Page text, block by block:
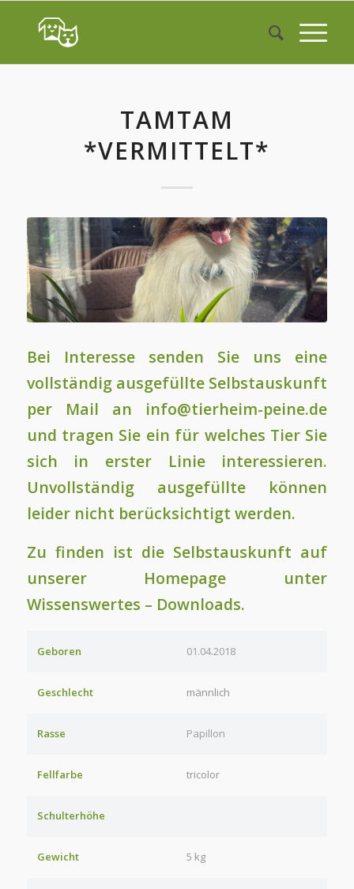
TAMTAM
*VERMITTELT*
Bei Interesse senden Sie uns eine
vollständig ausgefüllte Selbstauskunft
per Mail an info@tierheim-peine.de
und tragen Sie ein für welches Tier Sie
sich in erster Linie interessieren.
Unvollständig ausgefüllte können
leider nicht berücksichtigt werden.
Zu finden ist die Selbstauskunft auf
unserer Homepage unter
Wissenswertes – Downloads.
Geboren 01.04.2018
Geschlecht männlich
Rasse Papillon
Fellfarbe tricolor
Schulterhöhe
Gewicht 5 kg